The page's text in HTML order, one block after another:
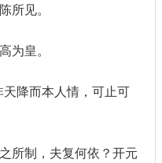
所见。
为皇。
降而本人情，可止可
所制，夫复何依？开元